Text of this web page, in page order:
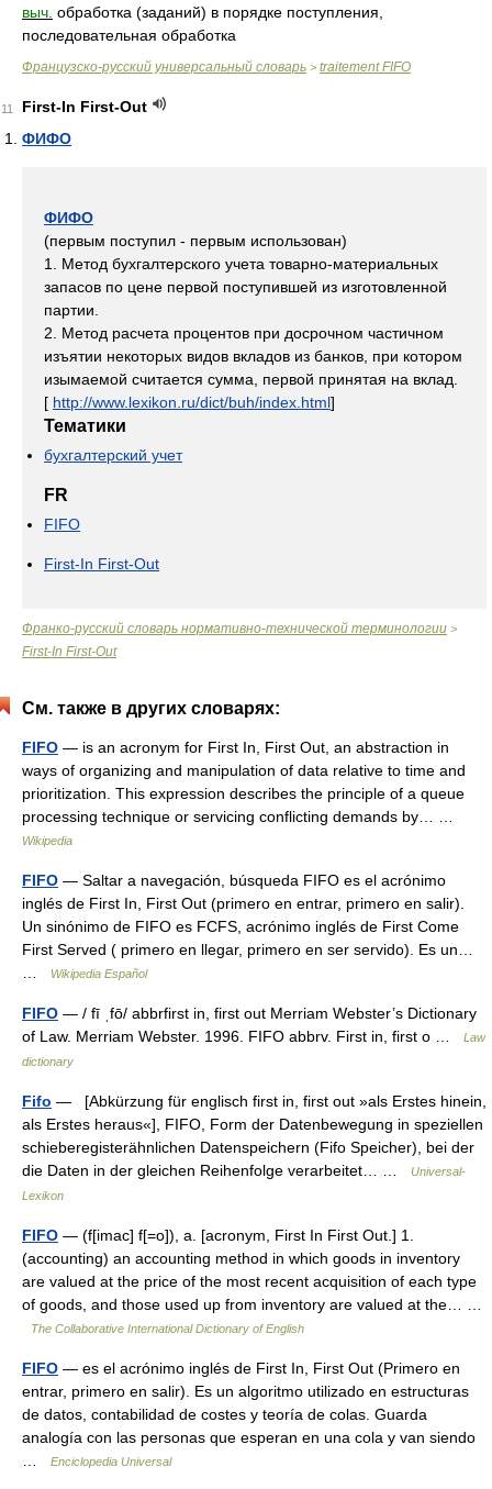
выч. обработка (заданий) в порядке поступления,
последовательная обработка
Французско-русский универсальный словарь > traitement FIFO
11
First-In First-Out
ФИФО
ФИФО
(первым поступил - первым использован)
1. Метод бухгалтерского учета товарно-материальных
запасов по цене первой поступившей из изготовленной
партии.
2. Метод расчета процентов при досрочном частичном
изъятии некоторых видов вкладов из банков, при котором
изымаемой считается сумма, первой принятая на вклад.
[ http://www.lexikon.ru/dict/buh/index.html]
Тематики
бухгалтерский учет
FR
FIFO
First-In First-Out
Франко-русский словарь нормативно-технической терминологии >
First-In First-Out
См. также в других словарях:
FIFO — is an acronym for First In, First Out, an abstraction in
ways of organizing and manipulation of data relative to time and
prioritization. This expression describes the principle of a queue
processing technique or servicing conflicting demands by… …
Wikipedia
FIFO — Saltar a navegación, búsqueda FIFO es el acrónimo
inglés de First In, First Out (primero en entrar, primero en salir).
Un sinónimo de FIFO es FCFS, acrónimo inglés de First Come
First Served ( primero en llegar, primero en ser servido). Es un…
Wikipedia Español
FIFO — / fī ˌfō/ abbrfirst in, first out Merriam Webster’s Dictionary
of Law. Merriam Webster. 1996. FIFO abbrv. First in, first o …
Law
dictionary
Fifo — [Abkürzung für englisch first in, first out »als Erstes hinein,
als Erstes heraus«], FIFO, Form der Datenbewegung in speziellen
schieberegisterähnlichen Datenspeichern (Fifo Speicher), bei der
die Daten in der gleichen Reihenfolge verarbeitet… …
Universal-
Lexikon
FIFO — (f[imac] f[=o]), a. [acronym, First In First Out.] 1.
(accounting) an accounting method in which goods in inventory
are valued at the price of the most recent acquisition of each type
of goods, and those used up from inventory are valued at the… …
The Collaborative International Dictionary of English
FIFO — es el acrónimo inglés de First In, First Out (Primero en
entrar, primero en salir). Es un algoritmo utilizado en estructuras
de datos, contabilidad de costes y teoría de colas. Guarda
analogía con las personas que esperan en una cola y van siendo
Enciclopedia Universal